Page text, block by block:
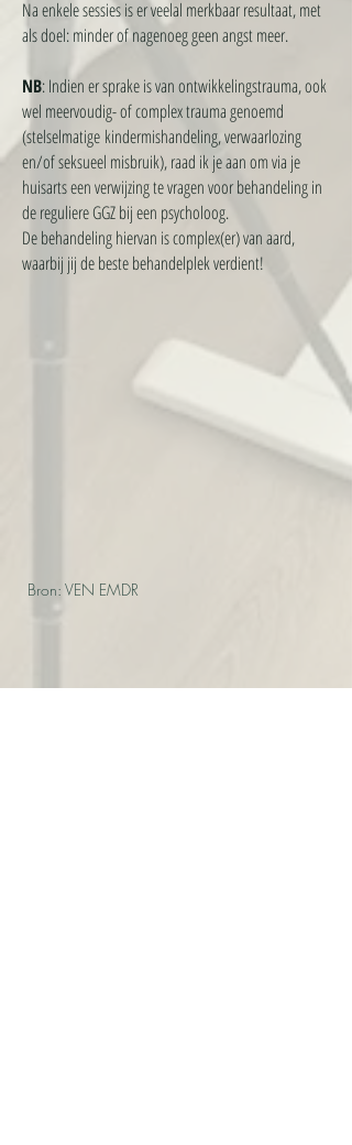
Na enkele sessies is er veelal merkbaar resultaat, met
als doel: minder of nagenoeg geen angst meer.
NB: Indien er sprake is van ontwikkelingstrauma, ook
wel meervoudig- of complex trauma genoemd
(stelselmatige kindermishandeling, verwaarlozing
en/of seksueel misbruik), raad ik je aan om via je
huisarts een verwijzing te vragen voor behandeling in
de reguliere GGZ bij een psycholoog.
De behandeling hiervan is complex(er) van aard,
waarbij jij de beste behandelplek verdient!
Bron: VEN EMDR